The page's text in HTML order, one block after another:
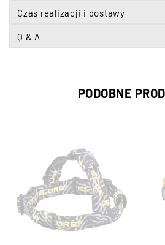
Czas realizacji i dostawy
Q & A
PODOBNE